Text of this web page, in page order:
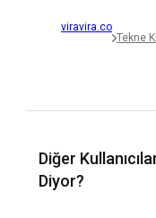
viravira.co
Tekne
Diğer
Diyor?